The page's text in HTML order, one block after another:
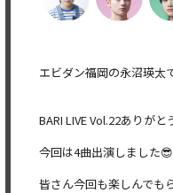
エビダン福岡の永沼瑛太
BARI LIVE Vol.22ありが
今回は4曲出演しました😎
皆さん今回も楽しんでも